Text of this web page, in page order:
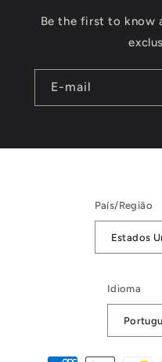
Be the first to know
E-mail
País/Região
Idioma
Formas